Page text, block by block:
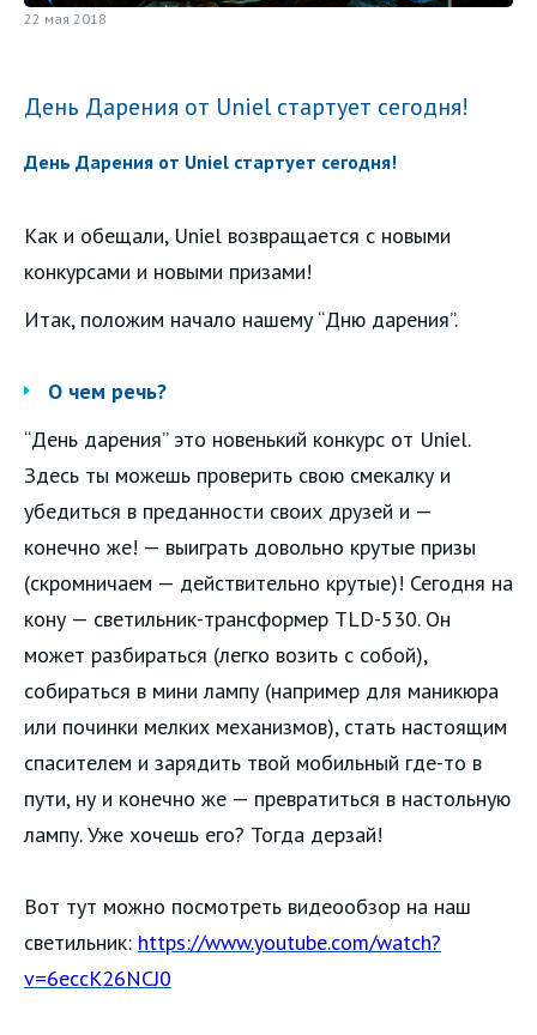
22 мая 2018
День Дарения от Uniel стартует сегодня!
День Дарения от Uniel стартует сегодня!
Как и обещали, Uniel возвращается с новыми
конкурсами и новыми призами!
Итак, положим начало нашему “Дню дарения”.
О чем речь?
“День дарения” это новенький конкурс от Uniel.
Здесь ты можешь проверить свою смекалку и
убедиться в преданности своих друзей и —
конечно же! — выиграть довольно крутые призы
(скромничаем — действительно крутые)! Сегодня на
кону — светильник-трансформер TLD-530. Он
может разбираться (легко возить с собой),
собираться в мини лампу (например для маникюра
или починки мелких механизмов), стать настоящим
спасителем и зарядить твой мобильный где-то в
пути, ну и конечно же — превратиться в настольную
лампу. Уже хочешь его? Тогда дерзай!
Вот тут можно посмотреть видеообзор на наш
светильник: https://www.youtube.com/watch?
v=6eccK26NCJ0